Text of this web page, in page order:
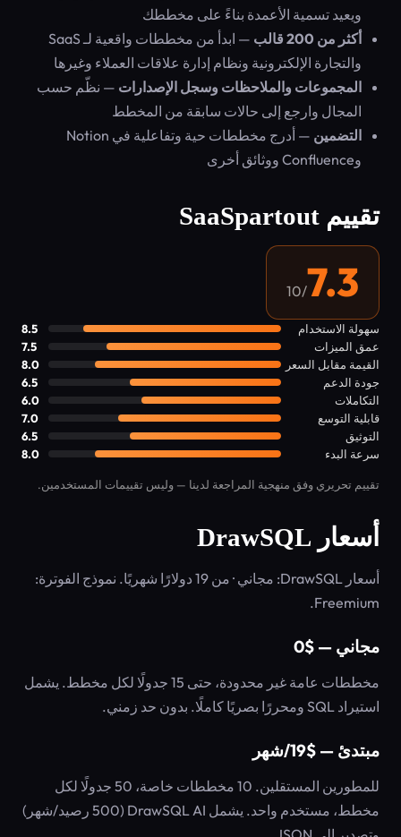
ويعيد تسمية الأعمدة بناءً على مخططك
أكثر من 200 قالب
— ابدأ من مخططات واقعية لـ SaaS
والتجارة الإلكترونية ونظام إدارة علاقات العملاء وغيرها
المجموعات والملاحظات وسجل الإصدارات — نظّم حسب
المجال وارجع إلى حالات سابقة من المخطط
التضمين
— أدرج مخططات حية وتفاعلية في Notion
وConfluence ووثائق أخرى
تقييم SaaSpartout
7.3
/10
سهولة الاستخدام
8.5
عمق الميزات
7.5
القيمة مقابل السعر
8.0
جودة الدعم
6.5
التكاملات
6.0
قابلية التوسع
7.0
التوثيق
6.5
سرعة البدء
8.0
تقييم تحريري وفق منهجية المراجعة لدينا — وليس تقييمات المستخدمين.
أسعار DrawSQL
أسعار DrawSQL: مجاني · من 19 دولارًا شهريًا. نموذج الفوترة:
Freemium.
مجاني — $0
مخططات عامة غير محدودة، حتى 15 جدولًا لكل مخطط. يشمل
استيراد SQL ومحررًا بصريًا كاملًا. بدون حد زمني.
مبتدئ — $19/شهر
للمطورين المستقلين. 10 مخططات خاصة، 50 جدولًا لكل
مخطط، مستخدم واحد. يشمل DrawSQL AI (500 رصيد/شهر)